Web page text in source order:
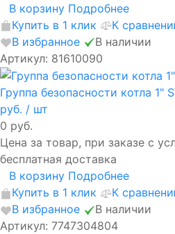
В корзину Подробнее
Купить в 1 клик
К
В избранное
В наличии
Артикул: 81610090
Группа безопасности котла 1"
руб. / шт
0 руб.
Цена за товар, при заказе с
бесплатная доставка
В корзину Подробнее
Купить в 1 клик
К
В избранное
В наличии
Артикул: 7747304804